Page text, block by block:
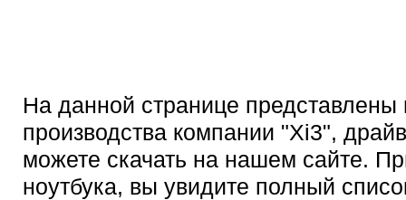
На данной странице
производства компании "Xi3",
можете скачать на нашем сайте.
ноутбука, вы увидите полный